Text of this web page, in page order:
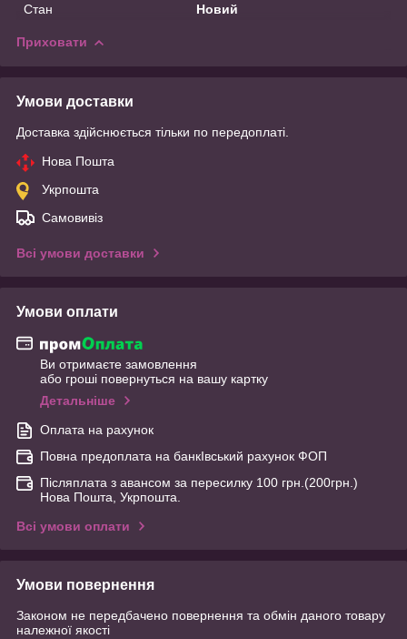
Стан
Новий
Приховати
Умови доставки
Доставка здійснюється тільки по передоплаті.
Нова Пошта
Укрпошта
Самовивіз
Всі умови доставки
Умови оплати
Ви отримаєте замовлення
або гроші повернуться на вашу картку
Детальніше
Оплата на рахунок
Повна предоплата на банкІвський рахунок ФОП
Післяплата з авансом за пересилку 100 грн.(200грн.)
Нова Пошта, Укрпошта.
Всі умови оплати
Умови повернення
Законом не передбачено повернення та обмін даного товару
належної якості